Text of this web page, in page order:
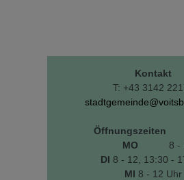
Kontakt
T: +43 3142
Öffnungszeiten
MO
8 -
DI 8 - 12, 13:30 -
MI 8 - 12 Uhr